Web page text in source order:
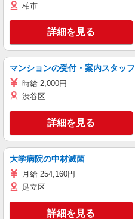
柏市
詳細を見る
マンションの受付・案内スタッフ
時給 2,000円
渋谷区
詳細を見る
大学病院の中材滅菌
月給 254,160円
足立区
詳細を見る